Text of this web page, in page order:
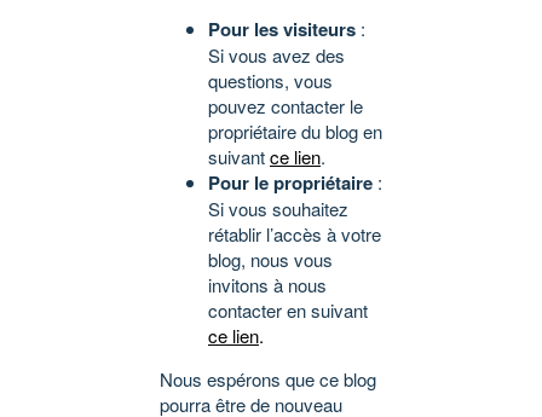
Pour les visiteurs :
Si vous avez des
questions, vous
pouvez contacter le
propriétaire du blog en
suivantce lien.
Pour le propriétaire :
Si vous souhaitez
rétablir l’accès à votre
blog, nous vous
invitons à nous
contacter en suivant
ce lien.
Nous espérons que ce blog
pourra être de nouveau